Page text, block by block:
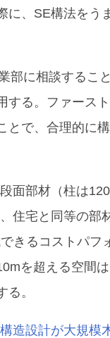
に、SE構法をう
部に相談するこ
する。ファース
とで、合理的に
面部材（柱は
住宅と同等の部
きるコストパフ
を超える空間
。
造設計が大規模